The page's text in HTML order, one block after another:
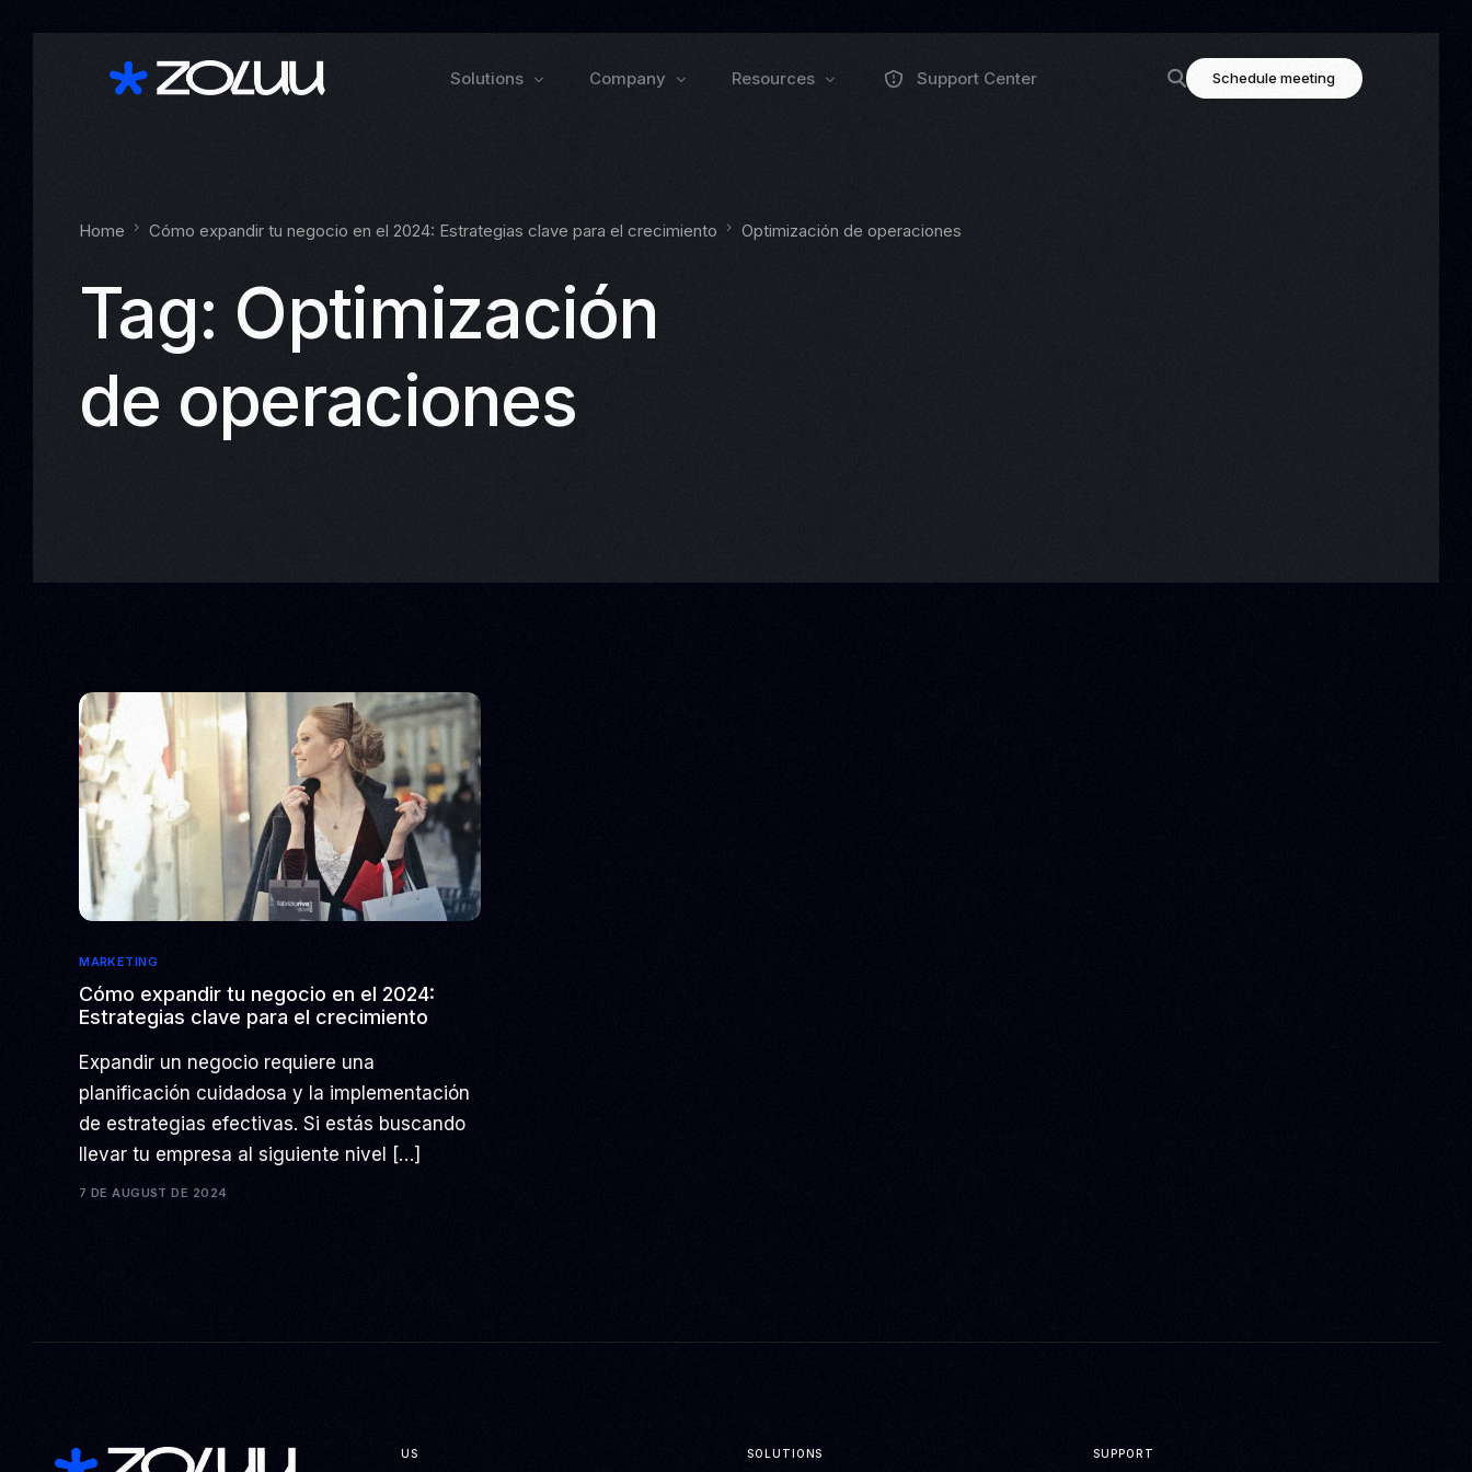
Solutions
Remenu
VEXO
See all EXPLORE PRODUCTS
Company
Press
Resources Support Center Schedule meeting
Home Cómo expandir tu negocio en el 2024: Estrategias clave para el crecimiento Optimización de operaciones
Tag: Optimización
de operaciones
MARKETING
Cómo expandir tu negocio en el 2024:
Estrategias clave para el crecimiento
Expandir un negocio requiere una
planificación cuidadosa y la implementación
de estrategias efectivas. Si estás buscando
llevar tu empresa al siguiente nivel […]
7 DE AUGUST DE 2024
US SOLUTIONS SUPPORT